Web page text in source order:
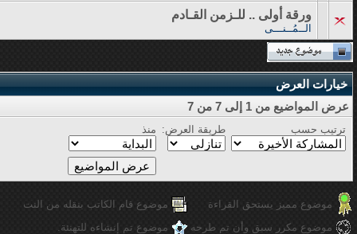
ورقة أولى .. للـزمن القـادم
الــمُــنـــى
خيارات العرض
عرض المواضيع من 1 إلى 7 من 7
ترتيب حسب طريقة العرض: منذ
موضوع مميز يستحق القراءة
موضوع قام الكاتب بنقله من النت
موضوع مكرر سبق وأن تم طرحه
موضوع تم إنشاءه للتهنئة.